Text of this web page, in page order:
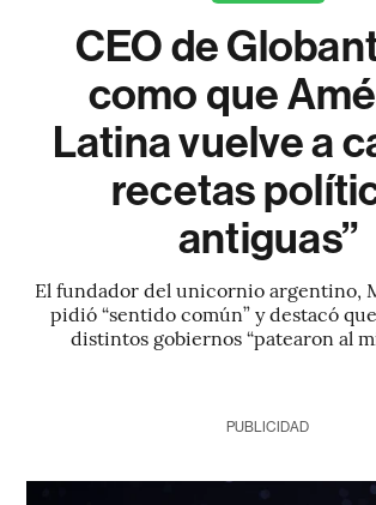
CEO de
como que
Latina vuelve a
recetas
antiguas”
El fundador del unicornio argentino,
pidió “sentido común” y destacó
distintos gobiernos “patearon al
PUBLICIDAD